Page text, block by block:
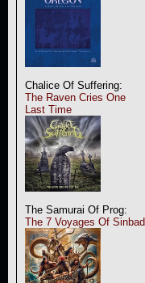
Chalice Of Suffering:
The Raven Cries One
Last Time
The Samurai Of Prog:
The 7 Voyages Of Sinbad